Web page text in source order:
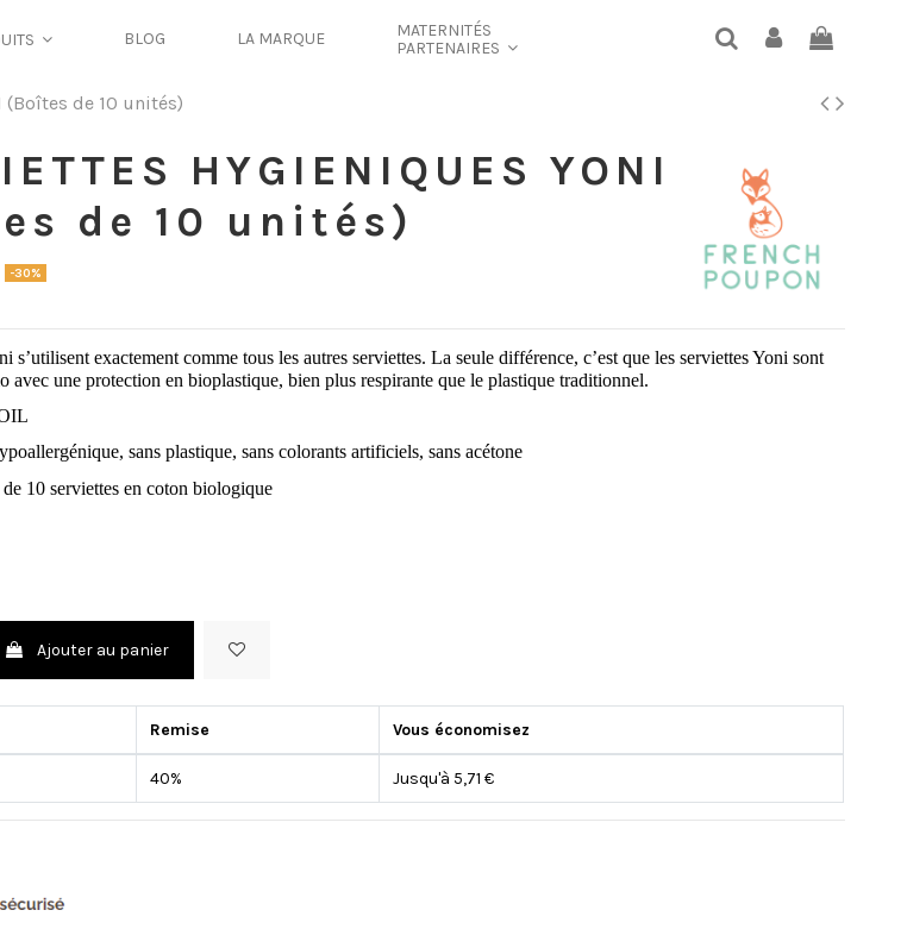
BLOG LA MARQUE
MATERNITÉS
PARTENAIRES
(Boîtes de 10 unités)
HYGIENIQUES YONI
de 10 unités)
-30%
s’utilisent exactement comme tous les autres serviettes. La seule différence, c’est que les serviettes Yoni sont
avec une protection en bioplastique, bien plus respirante que le plastique traditionnel.
sans plastique, sans colorants artificiels, sans acétone
10 serviettes en coton biologique
Ajouter au panier
Remise Vous économisez
40% Jusqu'à 5,71 €